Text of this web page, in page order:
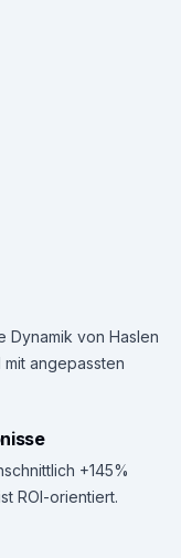
Dynamik von Haslen
angepassten
+145%
ROI-orientiert.